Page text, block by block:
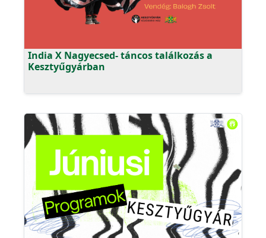
India X Nagyecsed- táncos találkozás a
Kesztyűgyárban